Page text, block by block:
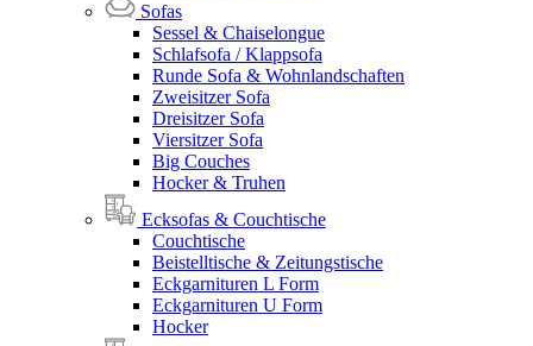
Sofas
Sessel & Chaiselongue
Schlafsofa / Klappsofa
Runde Sofa & Wohnlandschaften
Zweisitzer Sofa
Dreisitzer Sofa
Viersitzer Sofa
Big Couches
Hocker & Truhen
Ecksofas & Couchtische
Couchtische
Beistelltische & Zeitungstische
Eckgarnituren L Form
Eckgarnituren U Form
Hocker